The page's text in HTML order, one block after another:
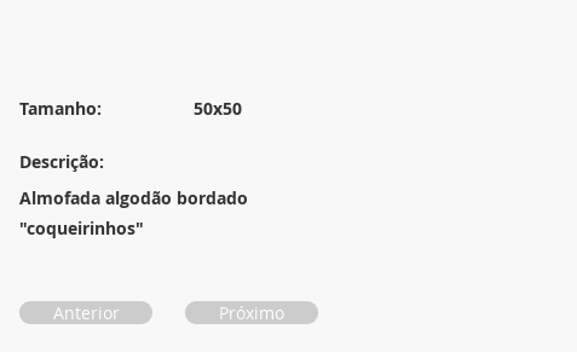
Tamanho: 50x50
Descrição:
Almofada algodão bordado
"coqueirinhos"
Anterior Próximo